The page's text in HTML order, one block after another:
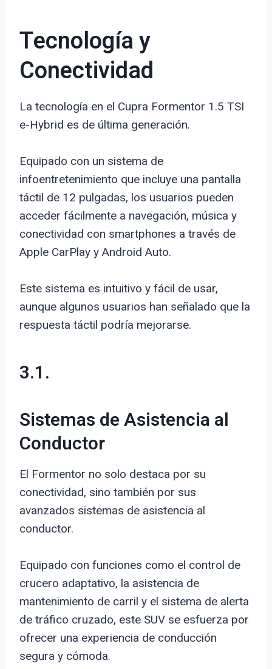
Tecnología y
Conectividad
La tecnología en el Cupra Formentor 1.5 TSI
e-Hybrid es de última generación.
Equipado con un sistema de
infoentretenimiento que incluye una pantalla
táctil de 12 pulgadas, los usuarios pueden
acceder fácilmente a navegación, música y
conectividad con smartphones a través de
Apple CarPlay y Android Auto.
Este sistema es intuitivo y fácil de usar,
aunque algunos usuarios han señalado que la
respuesta táctil podría mejorarse.
3.1.
Sistemas de Asistencia al
Conductor
El Formentor no solo destaca por su
conectividad, sino también por sus
avanzados sistemas de asistencia al
conductor.
Equipado con funciones como el control de
crucero adaptativo, la asistencia de
mantenimiento de carril y el sistema de alerta
de tráfico cruzado, este SUV se esfuerza por
ofrecer una experiencia de conducción
segura y cómoda.